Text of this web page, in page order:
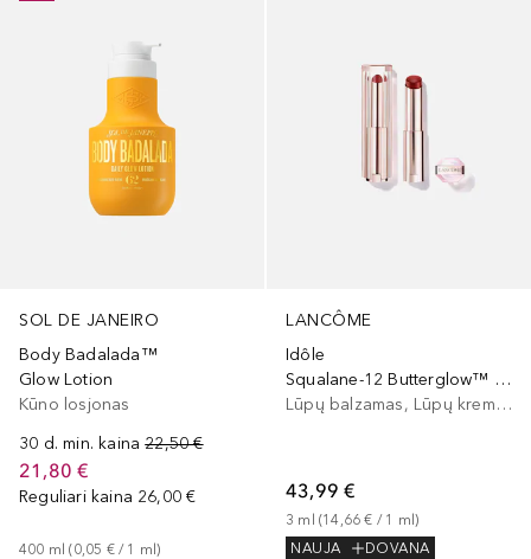
SOL DE JANEIRO
Body Badalada™
Glow Lotion
Kūno losjonas
30 d. min. kaina 22,50 €
21,80 €
Reguliari kaina 26,00 €
400 ml (0,05 € / 1 ml)
LANCÔME
Idôle
Squalane-12 Butterglow™ Hydrating Lip Balm
Lūpų balzamas, Lūpų kremas
43,99 €
3 ml (14,66 € / 1 ml)
NAUJA
DOVANA